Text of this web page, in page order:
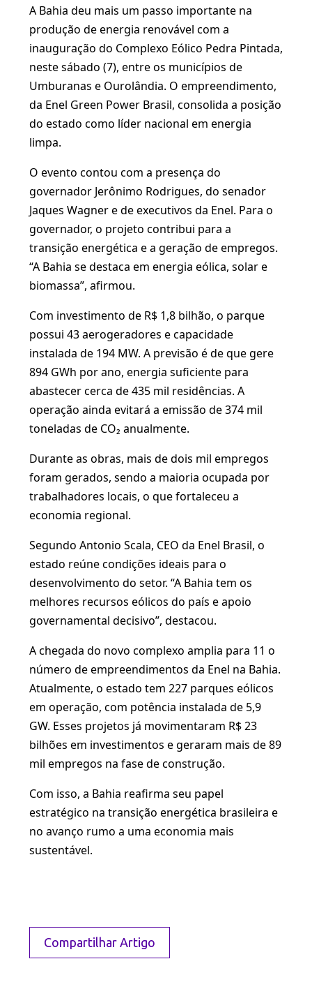
A Bahia deu mais um passo importante na
produção de energia renovável com a
inauguração do Complexo Eólico Pedra Pintada,
neste sábado (7), entre os municípios de
Umburanas e Ourolândia. O empreendimento,
da Enel Green Power Brasil, consolida a posição
do estado como líder nacional em energia
limpa.
O evento contou com a presença do
governador Jerônimo Rodrigues, do senador
Jaques Wagner e de executivos da Enel. Para o
governador, o projeto contribui para a
transição energética e a geração de empregos.
“A Bahia se destaca em energia eólica, solar e
biomassa”, afirmou.
Com investimento de R$ 1,8 bilhão, o parque
possui 43 aerogeradores e capacidade
instalada de 194 MW. A previsão é de que gere
894 GWh por ano, energia suficiente para
abastecer cerca de 435 mil residências. A
operação ainda evitará a emissão de 374 mil
toneladas de CO₂ anualmente.
Durante as obras, mais de dois mil empregos
foram gerados, sendo a maioria ocupada por
trabalhadores locais, o que fortaleceu a
economia regional.
Segundo Antonio Scala, CEO da Enel Brasil, o
estado reúne condições ideais para o
desenvolvimento do setor. “A Bahia tem os
melhores recursos eólicos do país e apoio
governamental decisivo”, destacou.
A chegada do novo complexo amplia para 11 o
número de empreendimentos da Enel na Bahia.
Atualmente, o estado tem 227 parques eólicos
em operação, com potência instalada de 5,9
GW. Esses projetos já movimentaram R$ 23
bilhões em investimentos e geraram mais de 89
mil empregos na fase de construção.
Com isso, a Bahia reafirma seu papel
estratégico na transição energética brasileira e
no avanço rumo a uma economia mais
sustentável.
Compartilhar Artigo